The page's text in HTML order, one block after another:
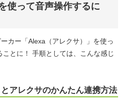
使って音声操作するに
カー「Alexa（アレクサ）」を使っ
とに！ 手順としては、こんな感じ
アレクサのかんたん連携方法